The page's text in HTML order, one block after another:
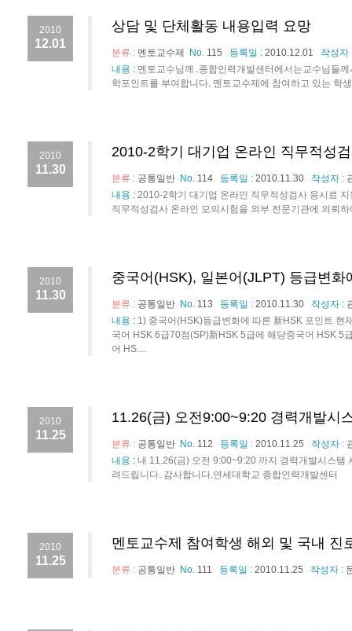
2010
12.01
상담 및 단체활동 내용입력 요망
분류 : 멘토교수제 No. 115 등록일 : 2010.12.01
작성
내용 : 멘토교수님께..종합인력개발센터에서는교수님들
학포인트를 부여합니다. 멘토교수제에 참여하고 있는 학
2010
11.30
2010-2학기 대기업 온라인 직무적성
분류 : 공통일반 No. 114 등록일 : 2010.11.30 작성자 :
내용 : 2010-2학기 대기업 온라인 직무적성검사 응시료
직무적성검사 온라인 모의시험을 외부 전문기관에 의뢰
2010
11.30
중국어(HSK), 일본어(JLPT) 등급변
분류 : 공통일반 No. 113 등록일 : 2010.11.30 작성자 :
내용 : 1) 중국어(HSK)등급변화에 따른 新HSK 포인트
국어 HSK 6급70점(SP)新HSK 5급에 해당중국어 HSK 5
어 HS....
2010
11.25
11.26(금) 오전9:00~9:20 경력개발시
분류 : 공통일반 No. 112 등록일 : 2010.11.25 작성자 :
내용 : 내 11.26(금) 오전 9:00~9:20 까지 경력개발시스템
려드립니다. 감사합니다.연세대학교 종합인력개발센터
2010
11.25
멘토교수제 참여학생 해외 및 국내 진
분류 : 공통일반 No. 111 등록일 : 2010.11.25 작성자 :